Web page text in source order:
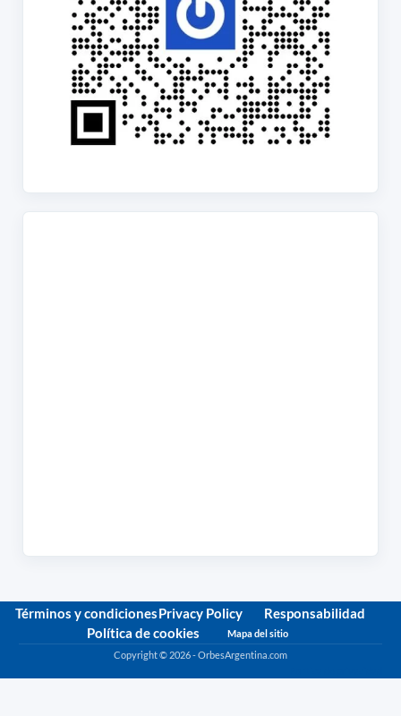
Términos y condicionesPrivacy Policy
Responsabilidad
Política de cookies
Mapa del sitio
Copyright © 2026 - OrbesArgentina.com